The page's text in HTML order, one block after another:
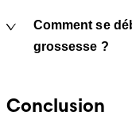
Comment se
grossesse ?
Conclusion